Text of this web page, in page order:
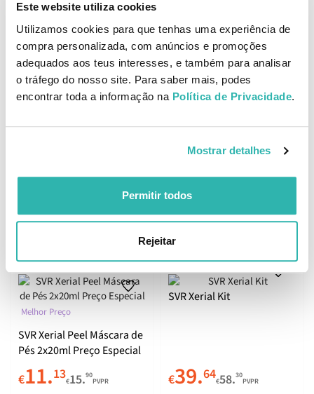
Este website utiliza cookies
Utilizamos cookies para que tenhas uma experiência de
compra personalizada, com anúncios e promoções
adequados aos teus interesses, e também para analisar
o tráfego do nosso site. Para saber mais, podes
encontrar toda a informação na Política de Privacidade.
Mostrar detalhes
Permitir todos
Rejeitar
€19.26€ 27. 52
PVPR
ADICIONAR
€13.65€ 19. PVPR
ADICIONAR
SVR Xerial 10 200ml
Psoríase 200ml
€18.
Melhor Preço
SVR Xerial Peel Máscara de
Pés 2x20ml Preço Especial
€11.13€15.90
PVPR
SVR Xerial Kit
€39.64€58.30
PVPR